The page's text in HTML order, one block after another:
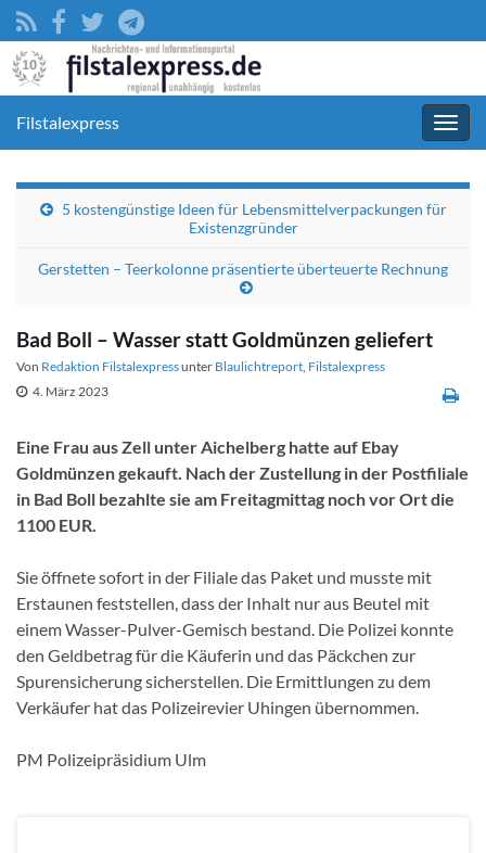
Filstalexpress
5 kostengünstige Ideen für Lebensmittelverpackungen für
Existenzgründer
Gerstetten – Teerkolonne präsentierte überteuerte Rechnung
Bad Boll – Wasser statt Goldmünzen geliefert
Von Redaktion Filstalexpressunter Blaulichtreport, Filstalexpress
4. März 2023
Eine Frau aus Zell unter Aichelberg hatte auf Ebay
Goldmünzen gekauft. Nach der Zustellung in der Postfiliale
in Bad Boll bezahlte sie am Freitagmittag noch vor Ort die
1100 EUR.
Sie öffnete sofort in der Filiale das Paket und musste mit
Erstaunen feststellen, dass der Inhalt nur aus Beutel mit
einem Wasser-Pulver-Gemisch bestand. Die Polizei konnte
den Geldbetrag für die Käuferin und das Päckchen zur
Spurensicherung sicherstellen. Die Ermittlungen zu dem
Verkäufer hat das Polizeirevier Uhingen übernommen.
PM Polizeipräsidium Ulm